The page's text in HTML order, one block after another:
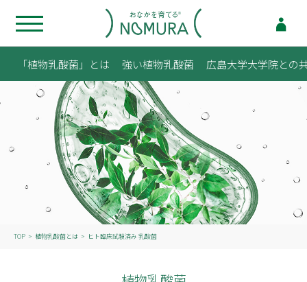
「植物乳酸菌」とは 強い植物乳酸菌 広島大学大学院との
TOP 植物乳酸菌とは ヒト臨床試験済み 乳酸菌